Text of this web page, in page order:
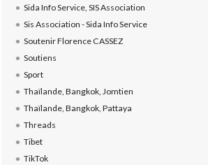
Sida Info Service, SIS Association
Sis Association - Sida Info Service
Soutenir Florence CASSEZ
Soutiens
Sport
Thaïlande, Bangkok, Jomtien
Thaïlande, Bangkok, Pattaya
Threads
Tibet
TikTok